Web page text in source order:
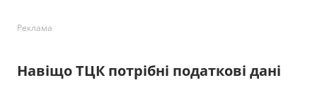
Реклама
Навіщо ТЦК потрібні податкові дані